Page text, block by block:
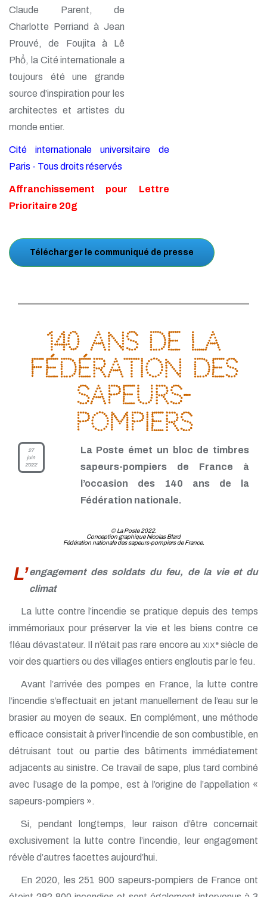
Claude Parent, de
Charlotte Perriand à Jean
Prouvé, de Foujita à Lê
Phổ, la Cité internationale a
toujours été une grande
source d’inspiration pour les
architectes et artistes du
monde entier.
Cité internationale universitaire de
Paris - Tous droits réservés
Affranchissement pour Lettre
Prioritaire 20g
Télécharger le communiqué de presse
140 ans de la
fédération des
Sapeurs-
Pompiers
27
juin
2022
La Poste émet un bloc de timbres
sapeurs-pompiers de France à
l’occasion des 140 ans de la
Fédération nationale.
© La Poste 2022.
Conception graphique Nicolas Blard
Fédération nationale des sapeurs-pompiers de France.
L’engagement des soldats du feu, de la vie et du
climat
La lutte contre l’incendie se pratique depuis des temps
immémoriaux pour préserver la vie et les biens contre ce
fléau dévastateur. Il n’était pas rare encore au XIXesiècle de
voir des quartiers ou des villages entiers engloutis par le feu.
Avant l’arrivée des pompes en France, la lutte contre
l’incendie s’effectuait en jetant manuellement de l’eau sur le
brasier au moyen de seaux. En complément, une méthode
efficace consistait à priver l’incendie de son combustible, en
détruisant tout ou partie des bâtiments immédiatement
adjacents au sinistre. Ce travail de sape, plus tard combiné
avec l’usage de la pompe, est à l’origine de l’appellation «
sapeurs-pompiers ».
Si, pendant longtemps, leur raison d’être concernait
exclusivement la lutte contre l’incendie, leur engagement
révèle d’autres facettes aujourd’hui.
En 2020, les 251 900 sapeurs-pompiers de France ont